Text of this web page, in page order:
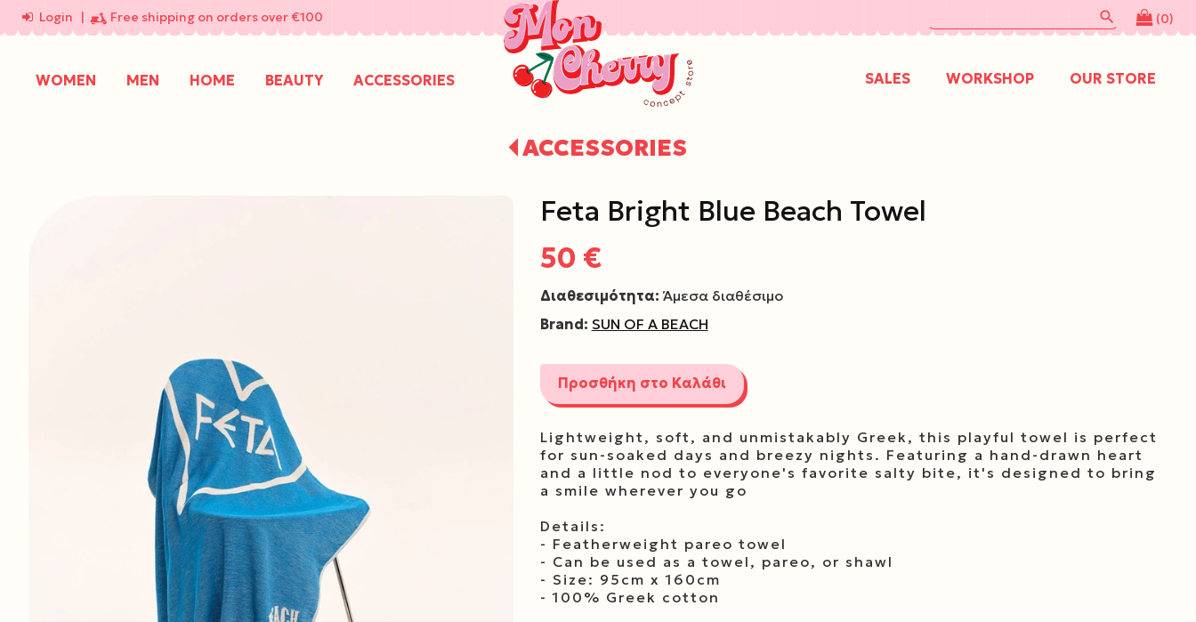
Login | Free shipping on orders over €100 (0)
search
SALES WORKSHOP OUR STORE
/
WOMEN MEN HOME BEAUTY ACCESSORIES
ACCESSORIES
Feta Bright Blue Beach Towel
50 €
Διαθεσιμότητα: Άμεσα διαθέσιμο
Brand: SUN OF A BEACH
Προσθήκη στο Καλάθι
Lightweight, soft, and unmistakably Greek, this playful towel is perfect
for sun-soaked days and breezy nights. Featuring a hand-drawn heart
and a little nod to everyone's favorite salty bite, it's designed to bring
a smile wherever you go
Details:
- Featherweight pareo towel
- Can be used as a towel, pareo, or shawl
- Size: 95cm x 160cm
- 100% Greek cotton